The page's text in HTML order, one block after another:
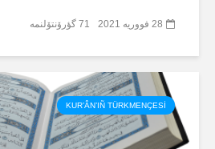
28 فووریه 2021 71 گؤرۆنتۆلنمە
KUR’ÂN’IÑ TÜRKMENÇESİ